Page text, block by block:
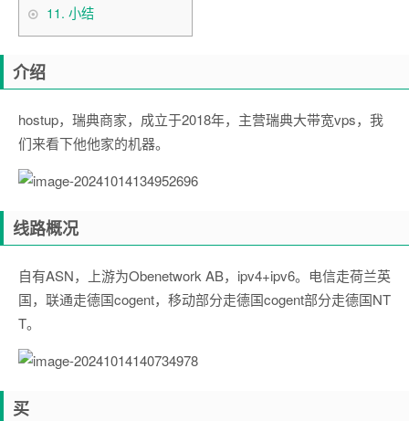
11. 小结
介绍
hostup，瑞典商家，成立于2018年，主营瑞典大带宽vps，我
们来看下他他家的机器。
线路概况
自有ASN，上游为Obenetwork AB，ipv4+ipv6。电信走荷兰英
国，联通走德国cogent，移动部分走德国cogent部分走德国NT
T。
买